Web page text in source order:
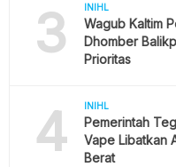
3 INIHL
Wagub Kaltim
Dhomber
Prioritas
4 INIHL
Pemerintah
Vape Libatkan
Berat